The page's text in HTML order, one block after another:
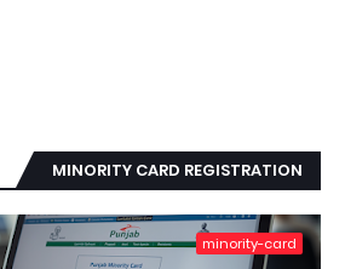
MINORITY CARD REGISTRATION
minority-card